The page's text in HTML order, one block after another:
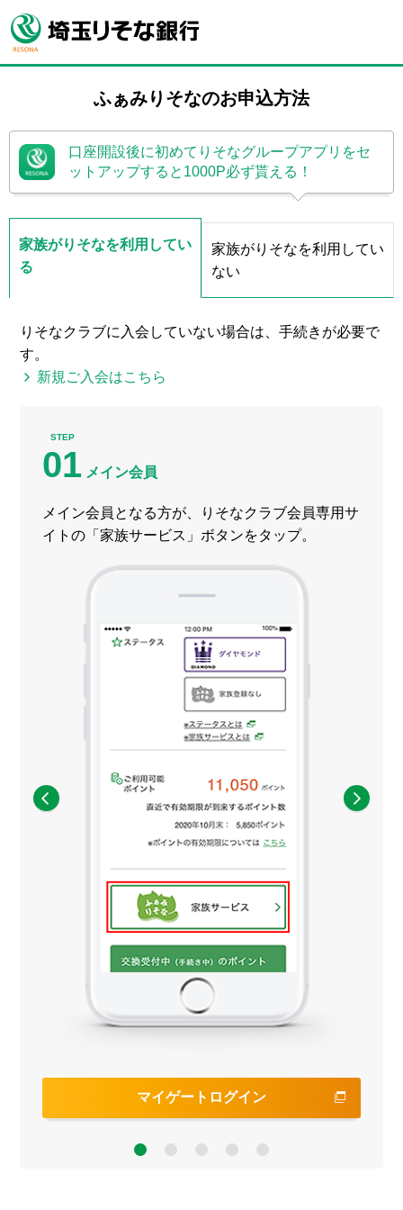
ふぁみりそなのお申込方法
口座開設後に初めてりそなグループアプリをセ
ットアップすると1000P必ず貰える！
家族がりそなを利用してい
る
家族がりそなを利用してい
ない
りそなクラブに入会していない場合は、手続きが必要で
す。
新規ご入会はこちら
STEP
01 メイン会員
メイン会員となる方が、りそなクラブ会員専用サ
イトの「家族サービス」ボタンをタップ。
マイゲートログイン